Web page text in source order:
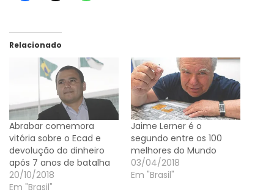
Relacionado
Abrabar comemora
vitória sobre o Ecad e
devolução do dinheiro
após 7 anos de batalha
20/10/2018
Em "Brasil"
Jaime Lerner é o
segundo entre os 100
melhores do Mundo
03/04/2018
Em "Brasil"